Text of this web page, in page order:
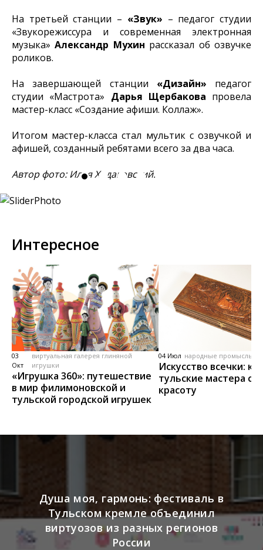
На третьей станции – «Звук» – педагог студии
«Звукорежиссура и современная электронная
музыка» Александр Мухин рассказал об озвучке
роликов.
На завершающей станции «Дизайн» педагог
студии «Мастрота» Дарья Щербакова провела
мастер-класс «Создание афиши. Коллаж».
Итогом мастер-класса стал мультик с озвучкой и
афишей, созданный ребятами всего за два часа.
Автор фото: Илья Ходаковский.
Интересное
03
Окт
виртуальная галерея глиняной
игрушки
«Игрушка 360»: путешествие
в мир филимоновской и
тульской городской игрушек
04 Июл народные промыслы,
Искусство всечки: как
тульские мастера
красоту
Душа моя, гармонь: фестиваль в
Тульском кремле объединил
виртуозов из разных регионов
России